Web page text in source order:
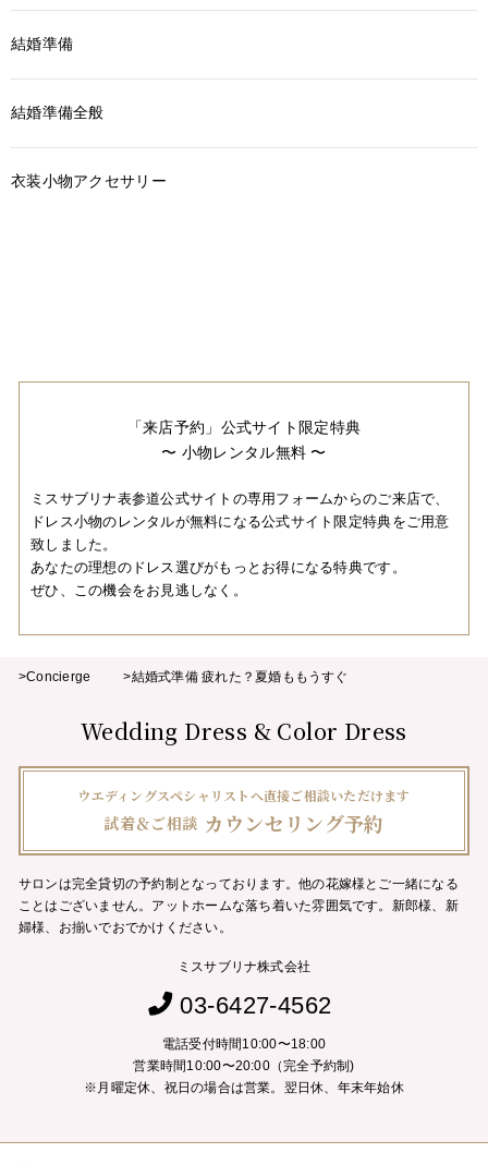
結婚準備
結婚準備全般
衣装小物アクセサリー
「来店予約」公式サイト限定特典
〜 小物レンタル無料 〜
ミスサブリナ表参道公式サイトの専用フォームからのご来店で、
ドレス小物のレンタルが無料になる公式サイト限定特典をご用意
致しました。
あなたの理想のドレス選びがもっとお得になる特典です。
ぜひ、この機会をお見逃しなく。
>Concierge >結婚式準備 疲れた？夏婚ももうすぐ
Wedding Dress & Color Dress
ウエディングスペシャリストへ直接ご相談いただけます
試着＆ご相談 カウンセリング予約
サロンは完全貸切の予約制となっております。他の花嫁様とご一緒になる
ことはございません。 アットホームな落ち着いた雰囲気です。新郎様、新
婦様、お揃いでおでかけください。
ミスサブリナ株式会社
03-6427-4562
電話受付時間10:00〜18:00
営業時間10:00〜20:00（完全予約制)
※月曜定休、祝日の場合は営業。翌日休、年末年始休